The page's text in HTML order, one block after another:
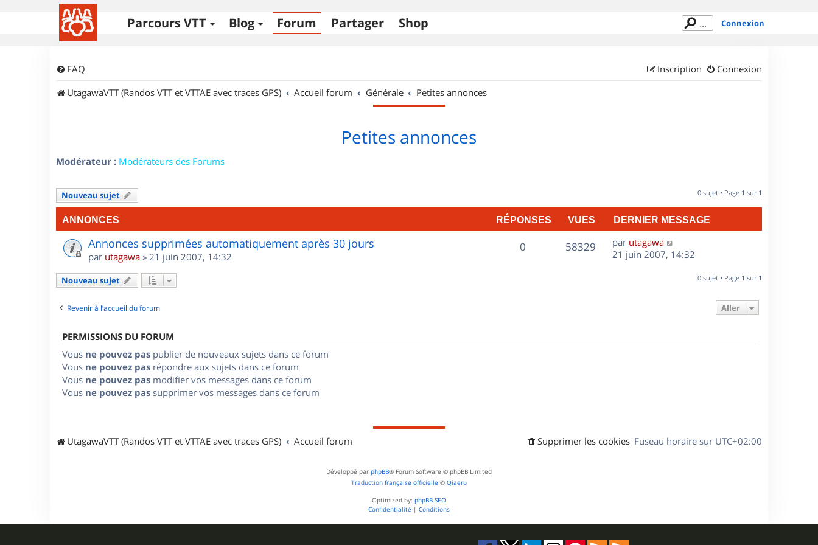
Parcours VTT Blog Forum Partager Shop Connexion
FAQ Connexion
Inscription
UtagawaVTT (Randos VTT et VTTAE avec traces GPS)
Accueil forum Générale Petites annonces
Petites annonces
Modérateur : Modérateurs des Forums
Nouveau sujet 0 sujet • Page 1 sur 1
ANNONCES RÉPONSES VUES DERNIER MESSAGE
Annonces supprimées automatiquement après 30 jours
par utagawa » 21 juin 2007, 14:32
0R
58329V
D
e
par utagawa
21 juin 2007, 14:32
Nouveau sujet 0 sujet • Page 1 sur 1
Revenir à l’accueil du forum Aller
PERMISSIONS DU FORUM
Vous ne pouvez pas publier de nouveaux sujets dans ce forum
Vous ne pouvez pas répondre aux sujets dans ce forum
Vous ne pouvez pas modifier vos messages dans ce forum
Vous ne pouvez pas supprimer vos messages dans ce forum
UtagawaVTT (Randos VTT et VTTAE avec traces GPS) Accueil forum Fuseau horaire sur UTC+02:00
Supprimer les cookies
Développé par phpBB® Forum Software © phpBB Limited
Traduction française officielle © Qiaeru
Optimized by: phpBB SEO
Confidentialité | Conditions